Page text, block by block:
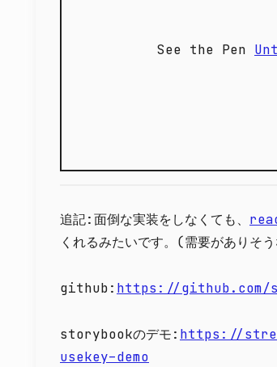
See the Pen
追記:面倒な実装をしなくても、
くれるみたいです。(需要がありそ
github: https://github.com/
storybookのデモ: https://
usekey–demo